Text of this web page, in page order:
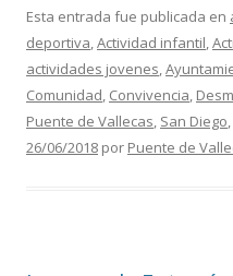
e
b
o
o
k
itt
er
ai
l
m
p
ar
ti
r
Esta entrada fue publicada en
deportiva,Actividad infantil,
actividades jovenes,
Comunidad, Convivencia,
Puente de Vallecas, San Diego,
26/06/2018 por Puente de